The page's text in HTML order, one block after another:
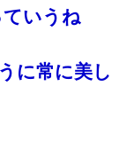
いうね
に常に美し